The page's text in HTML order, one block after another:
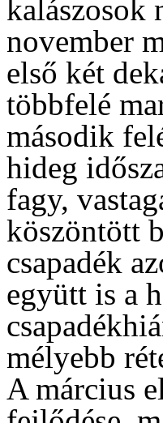
kalászosok
november
első két
többfelé
második
hideg
fagy,
köszöntött
csapadék
együtt is a
mélyebb
A március